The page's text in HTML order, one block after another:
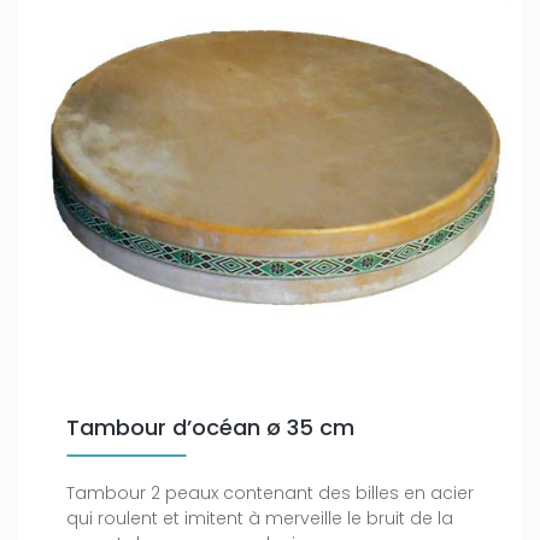
Tambour d’océan ø 35 cm
Tambour 2 peaux contenant des billes en acier
qui roulent et imitent à merveille le bruit de la